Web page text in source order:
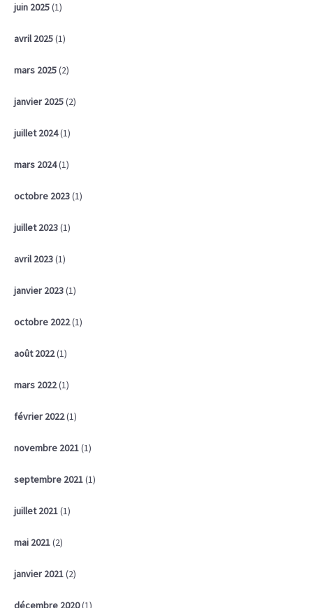
juin 2025(1)
avril 2025(1)
mars 2025(2)
janvier 2025(2)
juillet 2024(1)
mars 2024(1)
octobre 2023(1)
juillet 2023(1)
avril 2023(1)
janvier 2023(1)
octobre 2022(1)
août 2022(1)
mars 2022(1)
février 2022(1)
novembre 2021(1)
septembre 2021(1)
juillet 2021(1)
mai 2021(2)
janvier 2021(2)
décembre 2020(1)